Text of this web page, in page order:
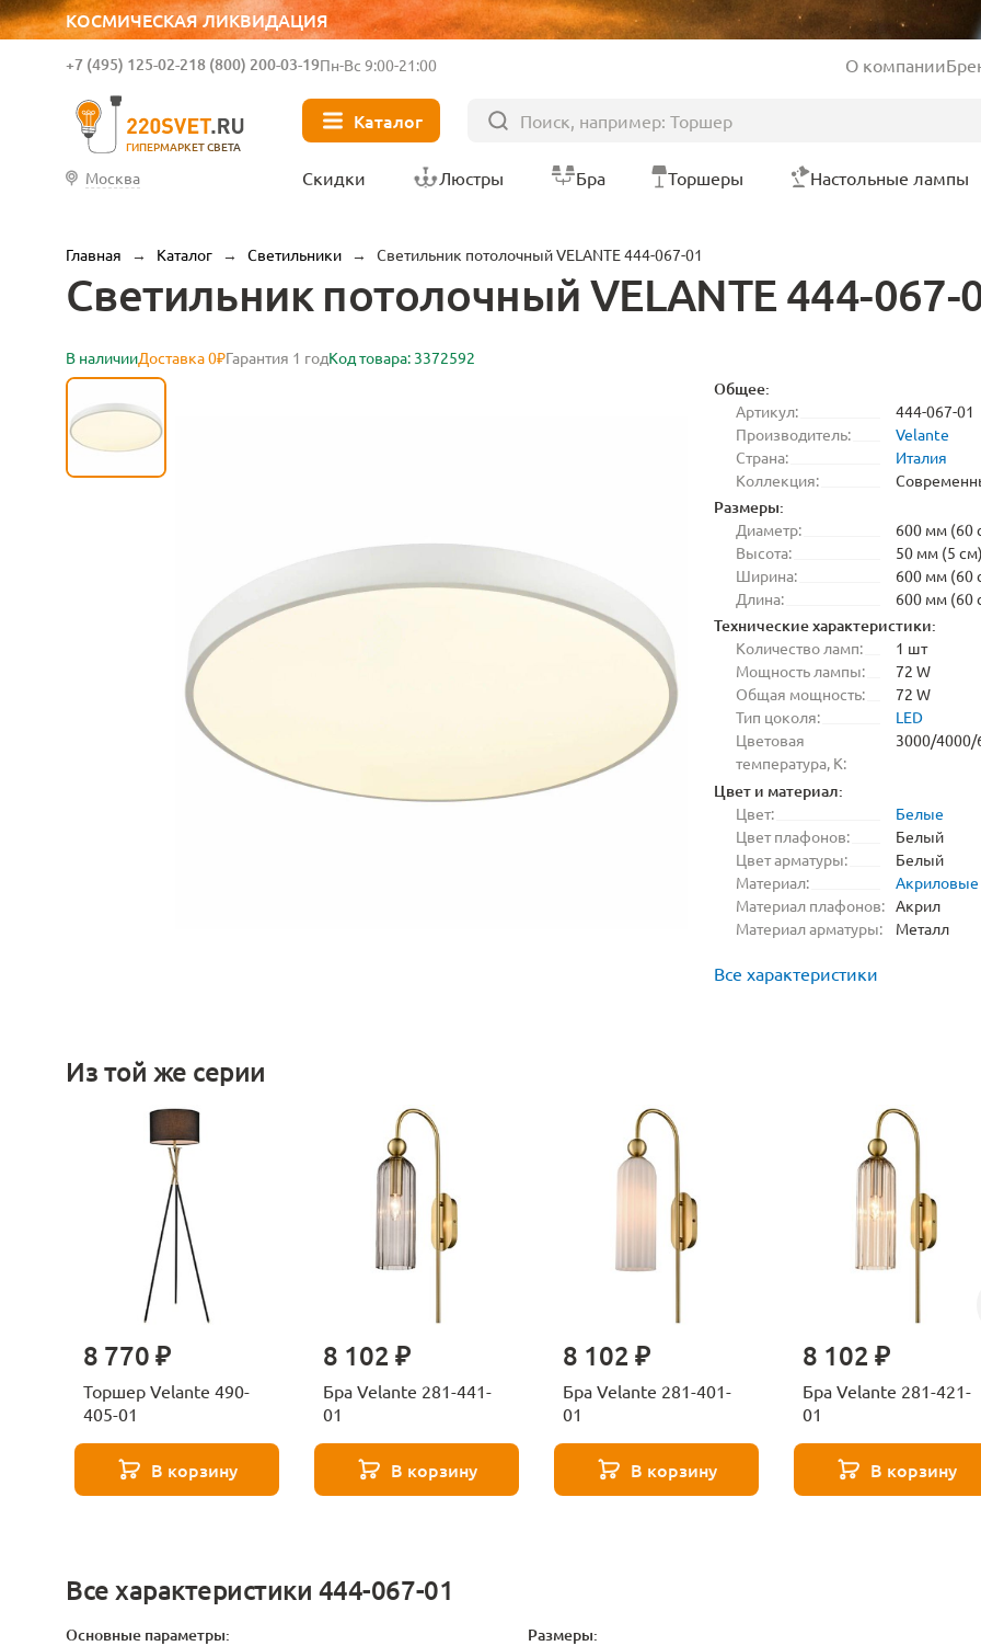
КОСМИЧЕСКАЯ ЛИКВИДАЦИЯ
ГИПЕРМАРКЕТ СВЕТА
+7 (495) 125-02-218 (800) 200-03-19Пн-Вс 9:00-21:00 О компании
Каталог
Москва Скидки Люстры Бра Торшеры Настольные лампы
Главная → Каталог → Светильники → Светильник потолочный VELANTE 444-067-01
Светильник потолочный VELANTE 444-067-
В наличииДоставка 0₽Гарантия 1 годКод товара: 3372592
Общее:
Артикул:
444-067-01
Производитель:
Velante
Страна:
Италия
Коллекция:
Размеры:
Диаметр:
600 мм (60
Высота:
50 мм (5 см)
Ширина:
600 мм (60
Длина:
600 мм (60
Технические характеристики:
Количество ламп:
1 шт
Мощность лампы:
72 W
Общая мощность:
72 W
Тип цоколя:
LED
Цветовая
температура, K:
3000/4000/
Цвет и материал:
Цвет:
Белые
Цвет плафонов:
Белый
Цвет арматуры:
Белый
Материал:
Акриловые
Материал плафонов:
Акрил
Материал арматуры:
Металл
Все характеристики
Из той же серии
8 770 ₽
Торшер Velante 490-
405-01
В корзину
8 102 ₽
Бра Velante 281-441-
01
В корзину
8 102 ₽
Бра Velante 281-401-
01
В корзину
8 102 ₽
Бра Velante 281-421-
01
В корзину
Все характеристики 444-067-01
Основные параметры: Размеры: